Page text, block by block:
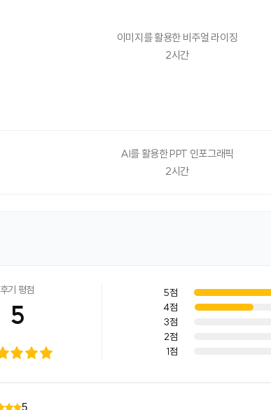
이미지를 활용한 비주얼 라이징
2시간
AI를 활용한 PPT 인포그래픽
2시간
후기 평점
5
5점
4점
3점
2점
1점
5